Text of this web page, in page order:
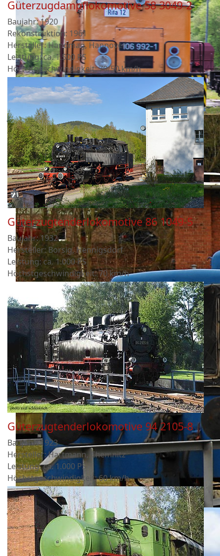
Güterzugdampflokomotive 58 3049-2
Baujahr: 1920
Rekonstruktion: 1961
Hersteller: Hanomag, Hannover
Leistung: ca. 1.500 PS
Höchstgeschwindigkeit: 70/50 km/h
Güterzugtenderlokomotive 86 1049-5
Baujahr: 1932
Hersteller: Borsig, Hennigsdorf
Leistung: ca. 1.000 PS
Höchstgeschwindigkeit: 70 km/h
Güterzugtenderlokomotive 94 2105-8
Baujahr: 1923
Hersteller: Hartmann, Chemnitz
Leistung: ca. 1.000 PS
Höchstgeschwindigkeit: 60 km/h